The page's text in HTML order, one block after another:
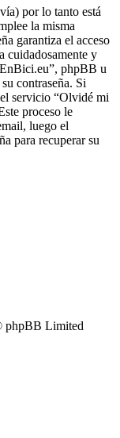
por lo tanto está
la misma
garantiza el acceso
cuidadosamente y
phpBB u
contraseña. Si
servicio “Olvidé mi
proceso le
luego el
para recuperar su
phpBB Limited